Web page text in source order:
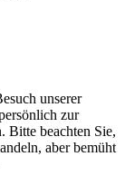
unserer
zur
Bitte beachten Sie,
aber bemüht